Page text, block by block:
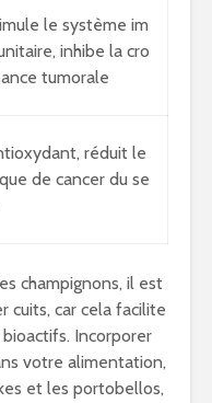
le système im
inhibe la cro
tumorale
réduit le
de cancer du se
champignons, il est
cuits, car cela facilite
Incorporer
votre alimentation,
et les portobellos,